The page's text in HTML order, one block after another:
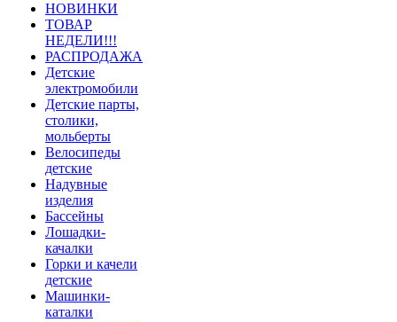
НОВИНКИ
ТОВАР
НЕДЕЛИ!!!
РАСПРОДАЖА
Детские
электромобили
Детские парты,
столики,
мольберты
Велосипеды
детские
Надувные
изделия
Бассейны
Лошадки-
качалки
Горки и качели
детские
Машинки-
каталки